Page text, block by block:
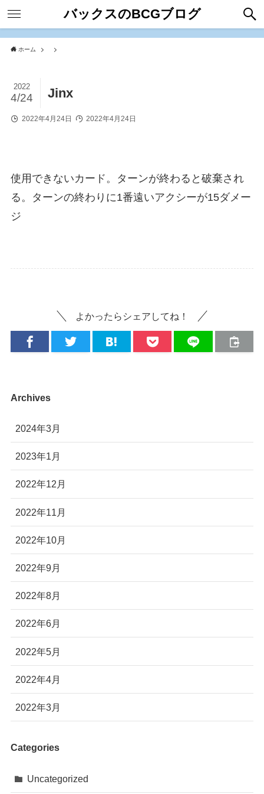
バックスのBCGブログ
ホーム
Jinx
2022
4/24
2022年4月24日 2022年4月24日
使用できないカード。ターンが終わると破棄され
る。ターンの終わりに1番遠いアクシーが15ダメー
ジ
よかったらシェアしてね！
Archives
2024年3月
2023年1月
2022年12月
2022年11月
2022年10月
2022年9月
2022年8月
2022年6月
2022年5月
2022年4月
2022年3月
Categories
Uncategorized